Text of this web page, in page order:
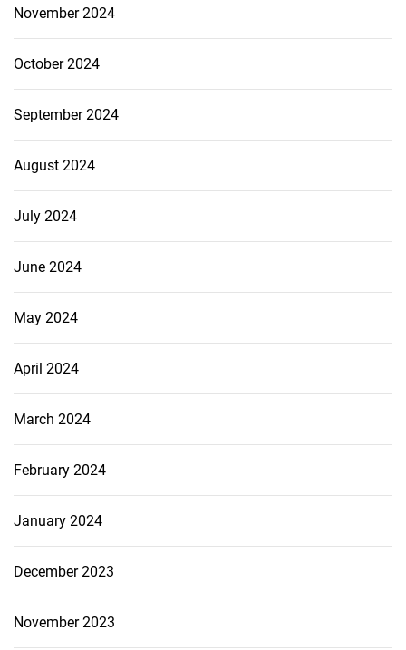
November 2024
October 2024
September 2024
August 2024
July 2024
June 2024
May 2024
April 2024
March 2024
February 2024
January 2024
December 2023
November 2023